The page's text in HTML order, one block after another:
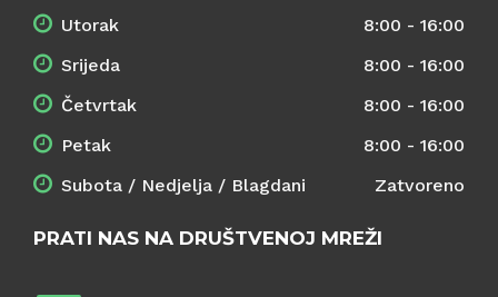
Utorak
8:00 - 16:00
Srijeda
8:00 - 16:00
Četvrtak
8:00 - 16:00
Petak
8:00 - 16:00
Subota / Nedjelja / Blagdani
Zatvoreno
PRATI NAS NA DRUŠTVENOJ MREŽI